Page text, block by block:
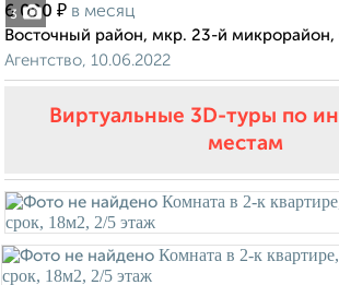
3
6 000 ₽ в месяц
Восточный район, мкр. 23-й
Агентство, 10.06.2022
Виртуальные 3D-туры по
местам